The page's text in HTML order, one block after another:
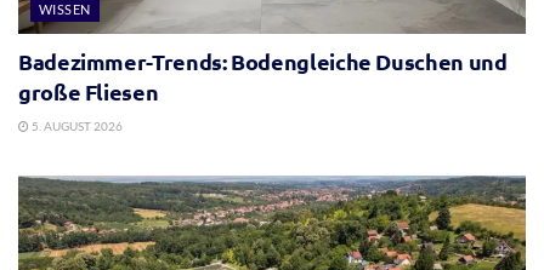
WISSEN
Badezimmer-Trends: Bodengleiche Duschen und
große Fliesen
5. AUGUST 2026